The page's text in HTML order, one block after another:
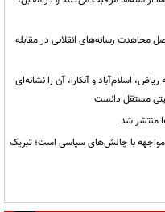
مجاهدت رسانه‌های انقلابی در مقابله
ریاض، اسلام‌آباد و آنکارا، آن را نشانه‌ای
مستقل دانست
منتشر شد
مواجهه با چالش‌های سیاسی است؛ تبریک